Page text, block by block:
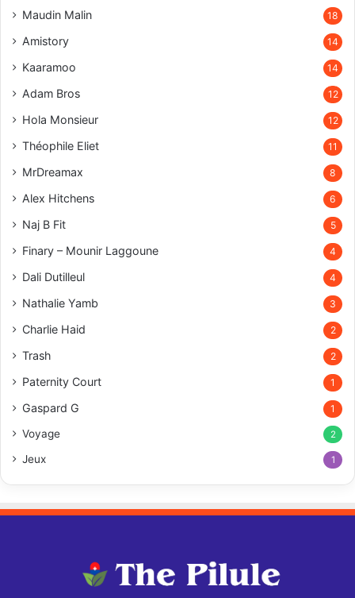
Maudin Malin 18
Amistory 14
Kaaramoo 14
Adam Bros 12
Hola Monsieur 12
Théophile Eliet 11
MrDreamax 8
Alex Hitchens 6
Naj B Fit 5
Finary – Mounir Laggoune 4
Dali Dutilleul 4
Nathalie Yamb 3
Charlie Haid 2
Trash 2
Paternity Court 1
Gaspard G 1
Voyage 2
Jeux 1